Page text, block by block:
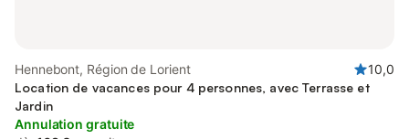
Hennebont, Région de Lorient
10,0
Location de vacances pour 4 personnes, avec Terrasse et
Jardin
Annulation gratuite